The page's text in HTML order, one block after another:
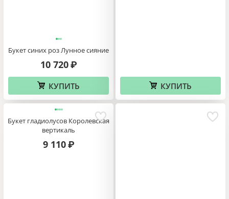
Букет синих роз Лунное сияние
10 720 ₽
КУПИТЬ КУПИТЬ
Букет гладиолусов Королевская
вертикаль
9 110 ₽